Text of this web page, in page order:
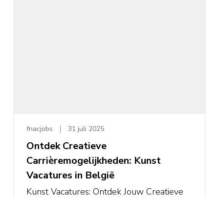
fnacjobs 31 juli 2025
Ontdek Creatieve
Carrièremogelijkheden: Kunst
Vacatures in België
Kunst Vacatures: Ontdek Jouw Creatieve